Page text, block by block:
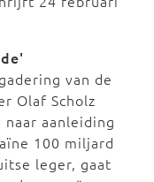
van de
Olaf Scholz
aanleiding
100 miljard
leger, gaat